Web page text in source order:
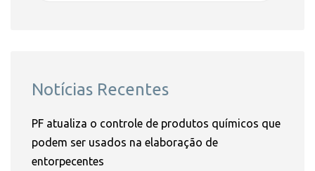
Notícias Recentes
PF atualiza o controle de produtos químicos que
podem ser usados na elaboração de
entorpecentes